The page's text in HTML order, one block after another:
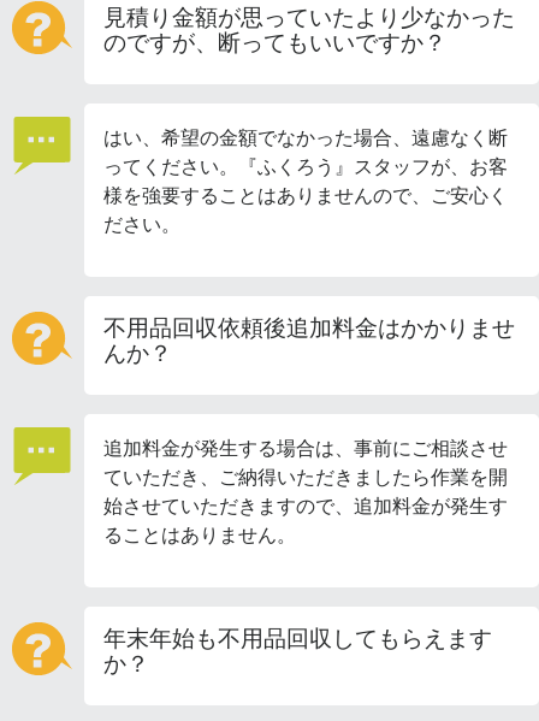
見積り金額が思っていたより少なかった
のですが、断ってもいいですか？
はい、希望の金額でなかった場合、遠慮なく断
ってください。『ふくろう』スタッフが、お客
様を強要することはありませんので、ご安心く
ださい。
不用品回収依頼後追加料金はかかりませ
んか？
追加料金が発生する場合は、事前にご相談させ
ていただき、ご納得いただきましたら作業を開
始させていただきますので、追加料金が発生す
ることはありません。
年末年始も不用品回収してもらえます
か？